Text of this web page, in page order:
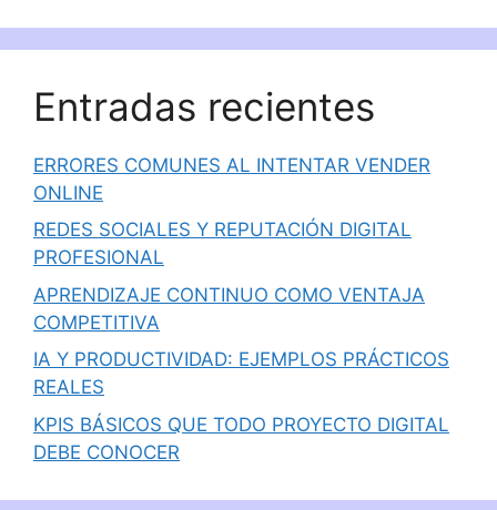
Entradas recientes
ERRORES COMUNES AL INTENTAR VENDER
ONLINE
REDES SOCIALES Y REPUTACIÓN DIGITAL
PROFESIONAL
APRENDIZAJE CONTINUO COMO VENTAJA
COMPETITIVA
IA Y PRODUCTIVIDAD: EJEMPLOS PRÁCTICOS
REALES
KPIS BÁSICOS QUE TODO PROYECTO DIGITAL
DEBE CONOCER